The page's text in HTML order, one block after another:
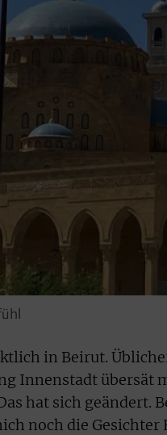
in Beirut.
Innenstadt übersät
hat sich geändert.
noch die Gesichter